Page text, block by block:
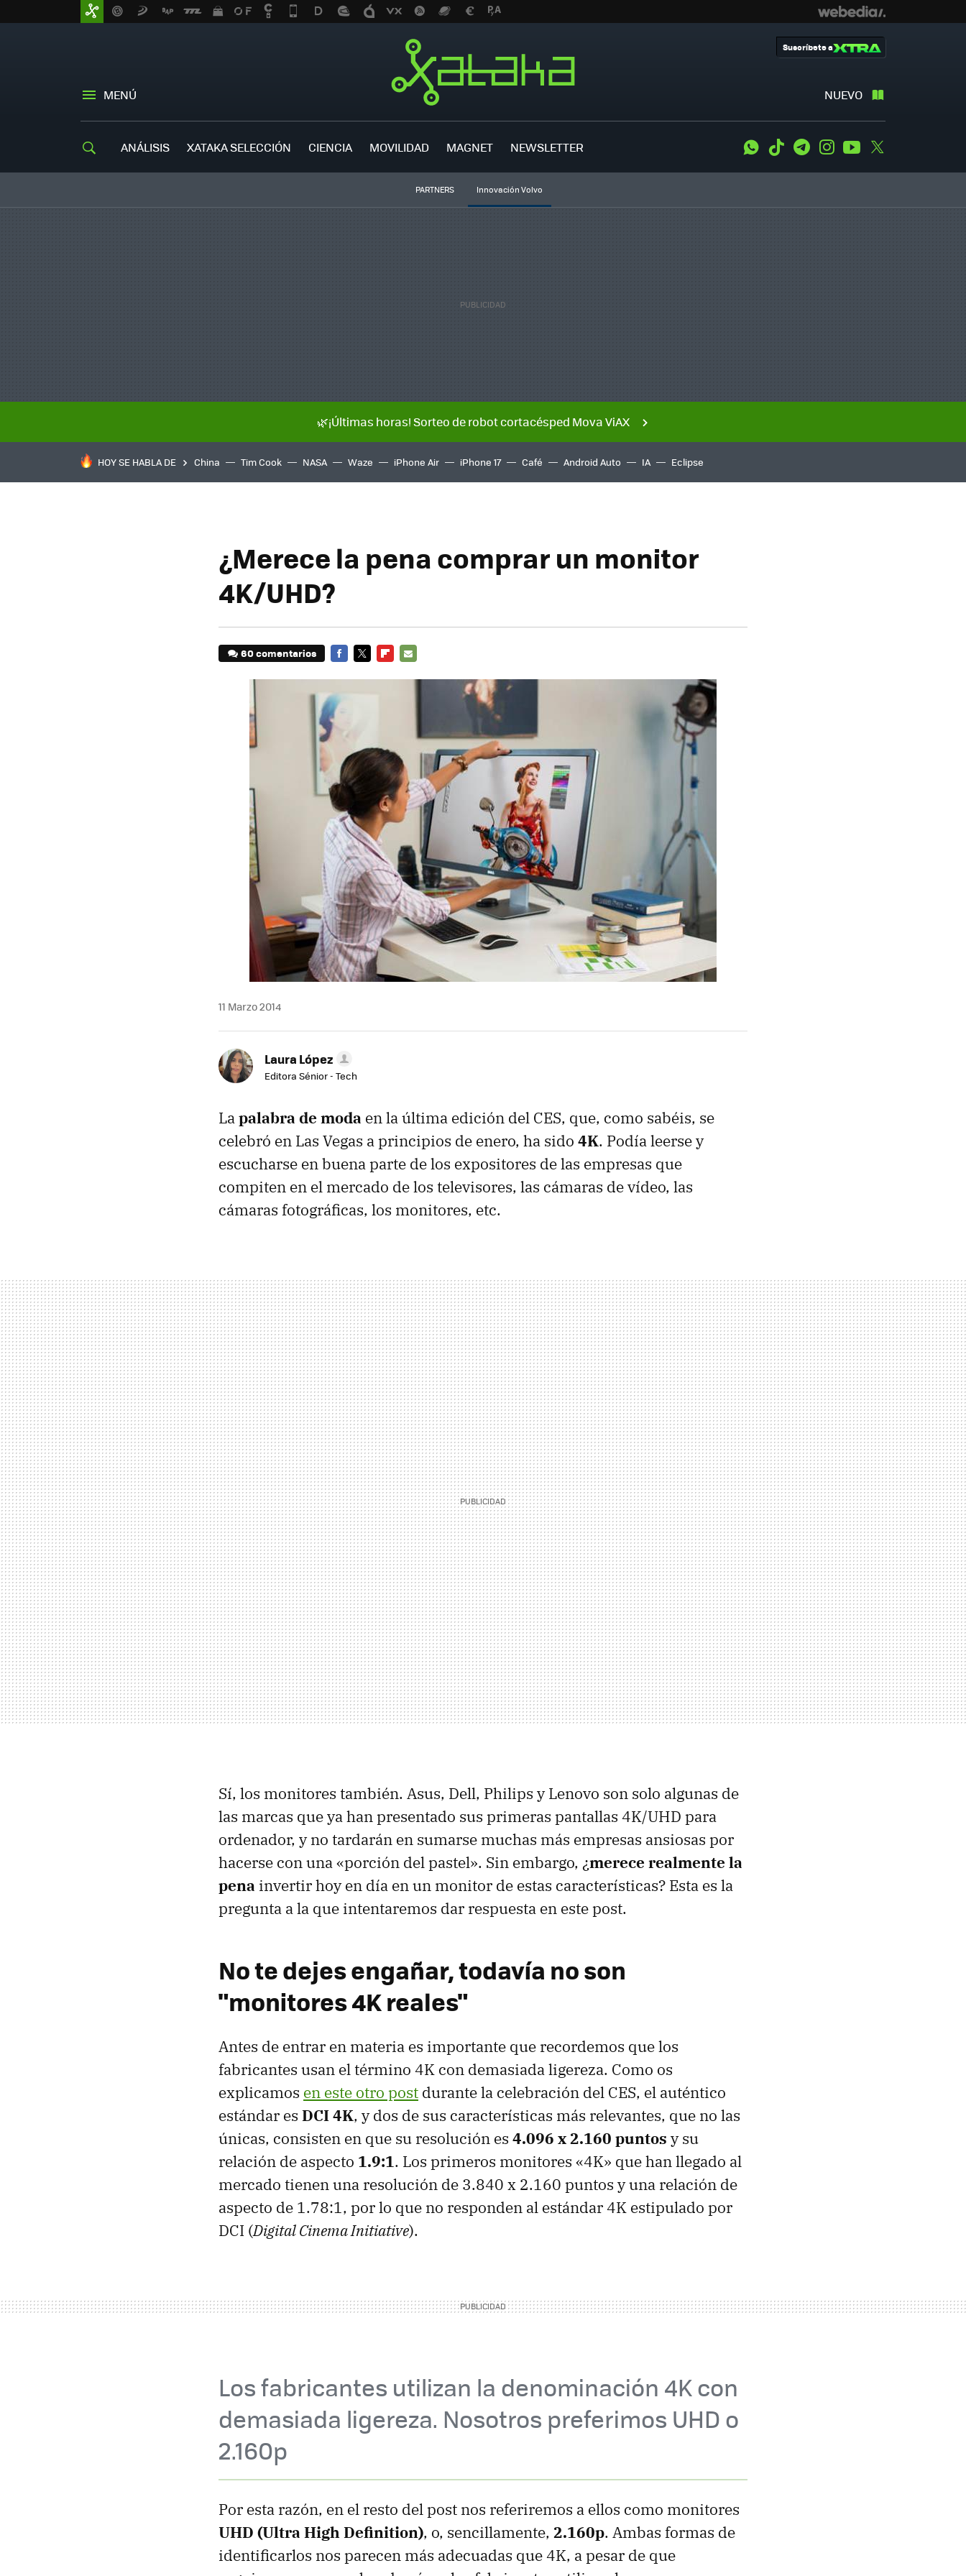
MENÚ NUEVO
Suscríbete a
ANÁLISIS XATAKA SELECCIÓN CIENCIA MOVILIDAD MAGNET NEWSLETTER WhatsApp
Tiktok TelegramInstagramYoutube
PARTNERS Innovación Volvo
🌿¡Últimas horas! Sorteo de robot cortacésped Mova ViAX
HOY SE HABLA DE China Tim Cook NASA Waze iPhone Air iPhone 17 Café Android Auto IA Eclipse
¿Merece la pena comprar un monitor
4K/UHD?
60 comentarios
11 Marzo 2014
Laura López
Editora Sénior - Tech
Lapalabra de moda en la última edición del CES, que, como sabéis, se
celebró en Las Vegas a principios de enero, ha sido 4K. Podía leerse y
escucharse en buena parte de los expositores de las empresas que
compiten en el mercado de los televisores, las cámaras de vídeo, las
cámaras fotográficas, los monitores, etc.
Sí, los monitores también. Asus, Dell, Philips y Lenovo son solo algunas de
las marcas que ya han presentado sus primeras pantallas 4K/UHD para
ordenador, y no tardarán en sumarse muchas más empresas ansiosas por
hacerse con una «porción del pastel». Sin embargo, ¿merece realmente la
pena invertir hoy en día en un monitor de estas características? Esta es la
pregunta a la que intentaremos dar respuesta en este post.
No te dejes engañar, todavía no son
"monitores 4K reales"
Antes de entrar en materia es importante que recordemos que los
fabricantes usan el término 4K con demasiada ligereza. Como os
explicamos en este otro post durante la celebración del CES, el auténtico
estándar es DCI 4K, y dos de sus características más relevantes, que no las
únicas, consisten en que su resolución es 4.096 x 2.160 puntos y su
relación de aspecto 1.9:1. Los primeros monitores «4K» que han llegado al
mercado tienen una resolución de 3.840 x 2.160 puntos y una relación de
aspecto de 1.78:1, por lo que no responden al estándar 4K estipulado por
DCI (Digital Cinema Initiative).
Los fabricantes utilizan la denominación 4K con
demasiada ligereza. Nosotros preferimos UHD o
2.160p
Por esta razón, en el resto del post nos referiremos a ellos como monitores
UHD (Ultra High Definition), o, sencillamente, 2.160p. Ambas formas de
identificarlos nos parecen más adecuadas que 4K, a pesar de que